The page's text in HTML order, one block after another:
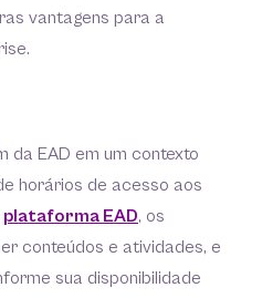
vantagens para a
da EAD em um contexto
horários de acesso aos
plataforma EAD, os
conteúdos e atividades, e
sua disponibilidade